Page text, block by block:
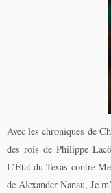
Avec les chroniques de
des rois de Philippe
L’État du Texas contre
de Alexander Nanau, Je